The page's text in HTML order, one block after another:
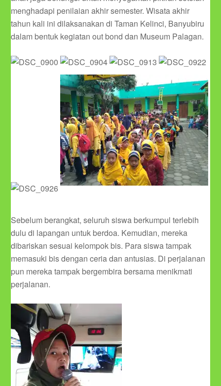
menghadapi penilaian akhir semester. Wisata akhir
tahun kali ini dilaksanakan di Taman Kelinci, Banyubiru
dalam bentuk kegiatan out bond dan Museum Palagan.
Sebelum berangkat, seluruh siswa berkumpul terlebih
dulu di lapangan untuk berdoa. Kemudian, mereka
dibariskan sesuai kelompok bis. Para siswa tampak
memasuki bis dengan ceria dan antusias. Di perjalanan
pun mereka tampak bergembira bersama menikmati
perjalanan.